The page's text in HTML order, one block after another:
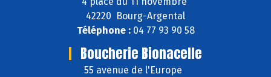
42220 Bourg-Argental
Téléphone :04 77 93 90 58
Boucherie Bionacelle
55 avenue de l'Europe